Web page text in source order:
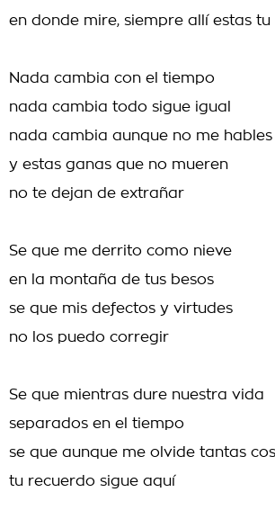
en donde mire, siempre allí estas tu
Nada cambia con el tiempo
nada cambia todo sigue igual
nada cambia aunque no me hables
y estas ganas que no mueren
no te dejan de extrañar
Se que me derrito como nieve
en la montaña de tus besos
se que mis defectos y virtudes
no los puedo corregir
Se que mientras dure nuestra vida
separados en el tiempo
se que aunque me olvide tantas
tu recuerdo sigue aquí